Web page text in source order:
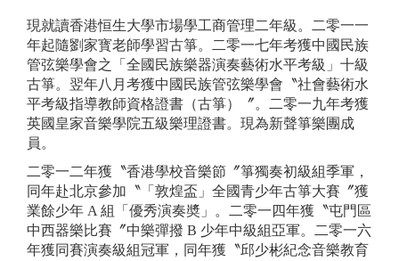
現就讀香港恒生大學市場學工商管理二年級。二零一一
年起隨劉家寳老師學習古箏。二零一七年考獲中國民族
管弦樂學會之「全國民族樂器演奏藝術水平考級」十級
古箏。翌年八月考獲中國民族管弦樂學會〝社會藝術水
平考級指導教師資格證書（古箏）〞。二零一九年考獲
英國皇家音樂學院五級樂理證書。現為新聲箏樂團成
員。
二零一二年獲〝香港學校音樂節〞箏獨奏初級組季軍，
同年赴北京參加〝「敦煌盃」全國青少年古箏大賽〞獲
業餘少年 A 組「優秀演奏奬」。二零一四年獲〝屯門區
中西器樂比賽〞中樂彈撥 B 少年中級組亞軍。二零一六
年獲同賽演奏級組冠軍，同年獲〝邱少彬紀念音樂教育